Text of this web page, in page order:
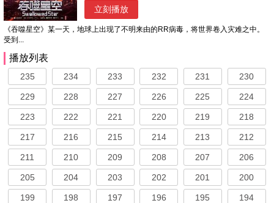
立刻播放
《吞噬星空》某一天，地球上出现了不明来由的RR病毒，将世界卷入灾难之中。
受到...
播放列表
235 234 233 232 231 230
229 228 227 226 225 224
223 222 221 220 219 218
217 216 215 214 213 212
211 210 209 208 207 206
205 204 203 202 201 200
199 198 197 196 195 194